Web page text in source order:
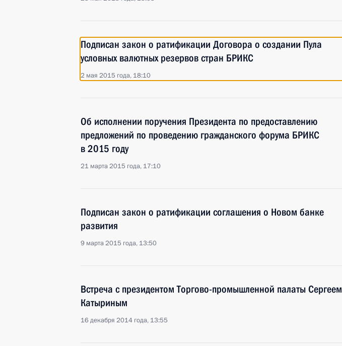
Подписан закон о ратификации Договора о создании Пула
условных валютных резервов стран БРИКС
2 мая 2015 года, 18:10
Об исполнении поручения Президента по предоставлению
предложений по проведению гражданского форума БРИКС
в 2015 году
21 марта 2015 года, 17:10
Подписан закон о ратификации соглашения о Новом банке
развития
9 марта 2015 года, 13:50
Встреча с президентом Торгово-промышленной палаты Сергеем
Катыриным
16 декабря 2014 года, 13:55